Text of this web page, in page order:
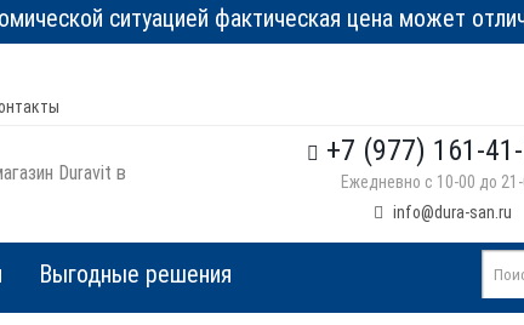
ситуацией фактическая цена может
Duravit в
+7 (977) 161-
Ежедневно с 10-00 до
info@dura-san.ru
Выгодные решения